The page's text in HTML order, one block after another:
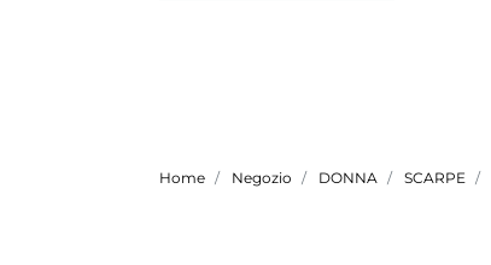
Home Negozio DONNA SCARPE